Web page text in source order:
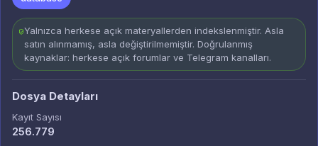
Yalnızca herkese açık materyallerden indekslenmiştir. Asla
satın alınmamış, asla değiştirilmemiştir. Doğrulanmış
kaynaklar: herkese açık forumlar ve Telegram kanalları.
Dosya Detayları
Kayıt Sayısı
256.779